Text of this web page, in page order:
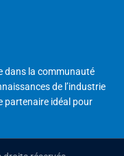
dans la communauté
de l’industrie
partenaire idéal pour